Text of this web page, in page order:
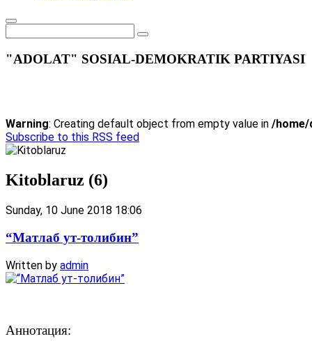
"ADOLAT" SOSIAL-DEMOKRATIK PARTIYASI
Warning: Creating default object from empty value in /home/
Subscribe to this RSS feed
Kitoblaruz (6)
Sunday, 10 June 2018 18:06
“Матлаб ут-толибин”
Written by admin
Аннотация: